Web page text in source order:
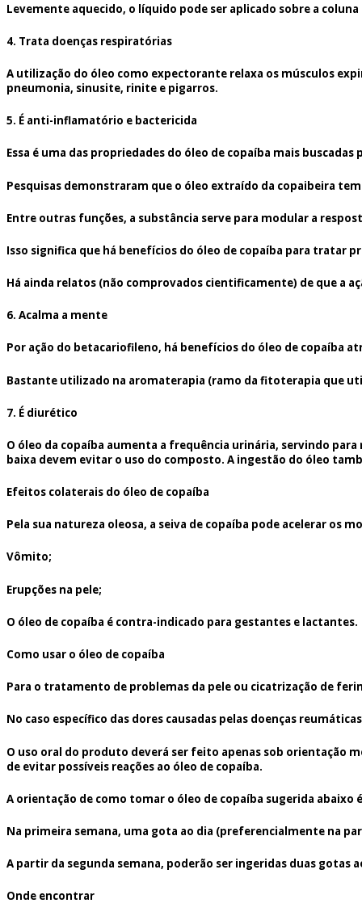
Levemente aquecido, o líquido pode ser aplicado sobre a
4. Trata doenças respiratórias
A utilização do óleo como expectorante relaxa os músculos
pneumonia, sinusite, rinite e pigarros.
5. É anti-inflamatório e bactericida
Essa é uma das propriedades do óleo de copaíba mais
Pesquisas demonstraram que o óleo extraído da copaibeira
Entre outras funções, a substância serve para modular a
Isso significa que há benefícios do óleo de copaíba para tratar
Há ainda relatos (não comprovados cientificamente) de que a
6. Acalma a mente
Por ação do betacariofileno, há benefícios do óleo de copaíba
Bastante utilizado na aromaterapia (ramo da fitoterapia que
7. É diurético
O óleo da copaíba aumenta a frequência urinária, servindo
baixa devem evitar o uso do composto. A ingestão do óleo
Efeitos colaterais do óleo de copaíba
Pela sua natureza oleosa, a seiva de copaíba pode acelerar
Vômito;
Erupções na pele;
O óleo de copaíba é contra-indicado para gestantes e lactantes.
Como usar o óleo de copaíba
Para o tratamento de problemas da pele ou cicatrização de
No caso específico das dores causadas pelas doenças
O uso oral do produto deverá ser feito apenas sob orientação
de evitar possíveis reações ao óleo de copaíba.
A orientação de como tomar o óleo de copaíba sugerida
Na primeira semana, uma gota ao dia (preferencialmente na
A partir da segunda semana, poderão ser ingeridas duas
Onde encontrar